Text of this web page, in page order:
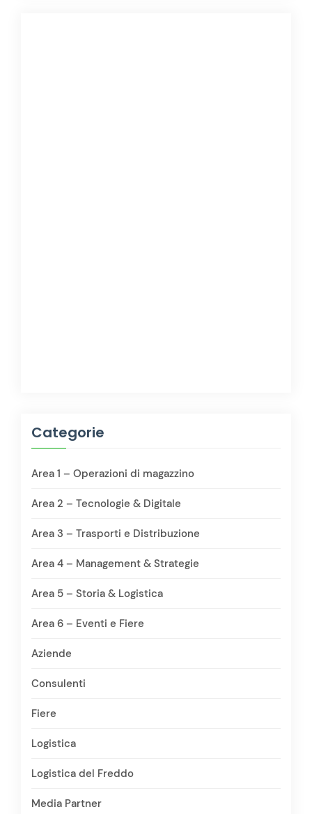
Categorie
Area 1 – Operazioni di magazzino
Area 2 – Tecnologie & Digitale
Area 3 – Trasporti e Distribuzione
Area 4 – Management & Strategie
Area 5 – Storia & Logistica
Area 6 – Eventi e Fiere
Aziende
Consulenti
Fiere
Logistica
Logistica del Freddo
Media Partner